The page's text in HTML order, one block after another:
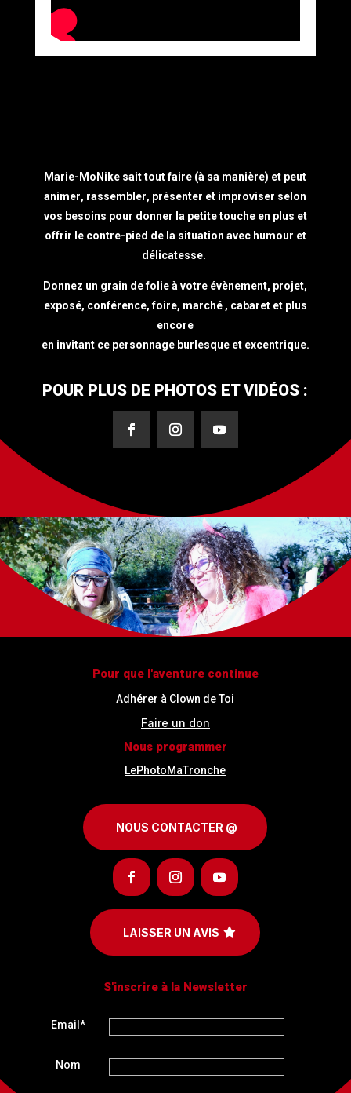
Marie-MoNike sait tout faire (à sa manière) et peut
animer, rassembler, présenter et improviser selon
vos besoins pour donner la petite touche en plus et
offrir le contre-pied de la situation avec humour et
délicatesse.
Donnez un grain de folie à votre évènement, projet,
exposé, conférence, foire, marché , cabaret et plus
encore
en invitant ce personnage burlesque et excentrique.
POUR PLUS DE PHOTOS ET VIDÉOS :
Pour que l'aventure continue
Adhérer à Clown de Toi
Faire un don
Nous programmer
LePhotoMaTronche
NOUS CONTACTER @
LAISSER UN AVIS
S'inscrire à la Newsletter
Email*
Nom